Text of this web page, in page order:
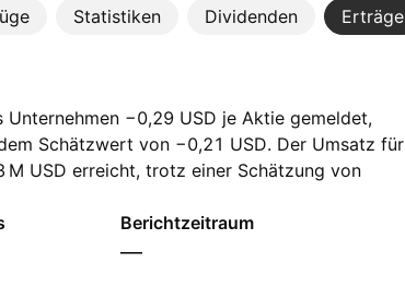
Statistiken Dividenden Erträge
−0,29 USD je Aktie gemeldet,
Schätzwert von −0,21 USD. Der Umsatz für
M‬ USD erreicht, trotz einer Schätzung von
Umsatz von ‪45,82 M‬ USD.
Berichtzeitraum
—